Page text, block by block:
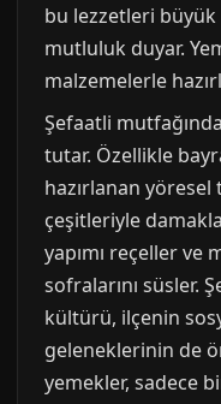
bu lezzetleri
mutluluk duyar.
malzemelerle
Şefaatli
tutar. Özellikle
hazırlanan yöresel
çeşitleriyle
yapımı reçeller ve
sofralarını süsler.
kültürü, ilçenin
geleneklerinin de
yemekler, sadece